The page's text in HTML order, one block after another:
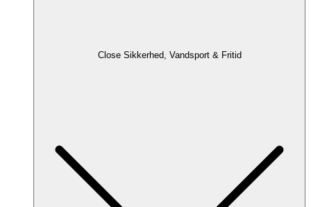
Close Sikkerhed, Vandsport & Fritid